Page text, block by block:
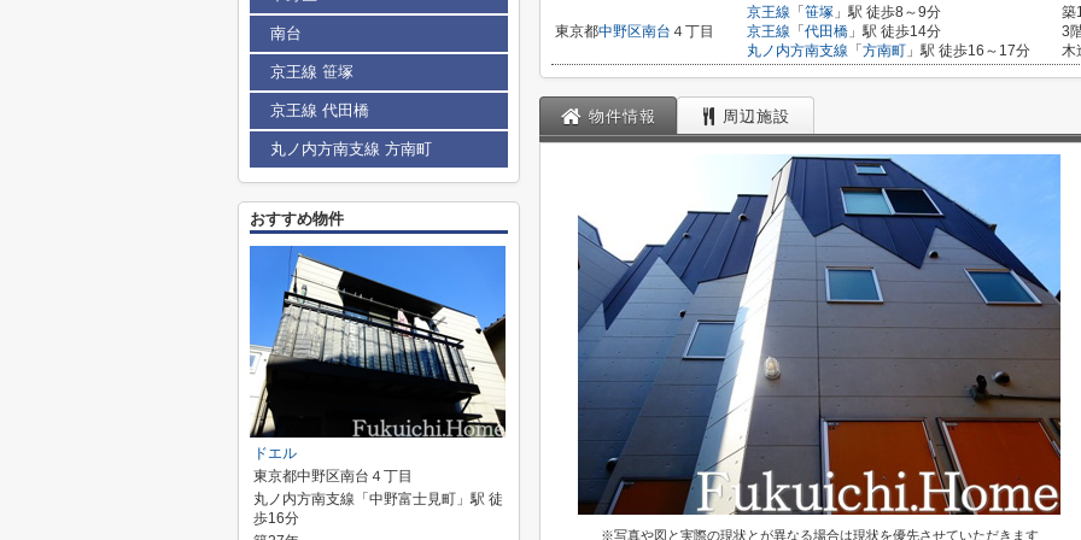
東京都中野区南台 ４丁目
京王線 「 笹塚 」駅 徒歩8～9分
京王線 「 代田橋 」駅 徒歩14分
丸ノ内方南支線 「 方南町 」駅 徒歩16～17分
築
3
木
物件情報 周辺施設
※写真や図と実際の現状とが異なる場合は現状を優先させていただきます
南台
京王線 笹塚
京王線 代田橋
丸ノ内方南支線 方南町
おすすめ物件
ドエル
東京都中野区南台４丁目
丸ノ内方南支線「中野富士見町」駅 徒
歩16分